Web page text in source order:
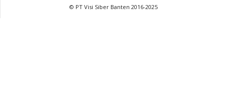
© PT Visi Siber Banten 2016-2025